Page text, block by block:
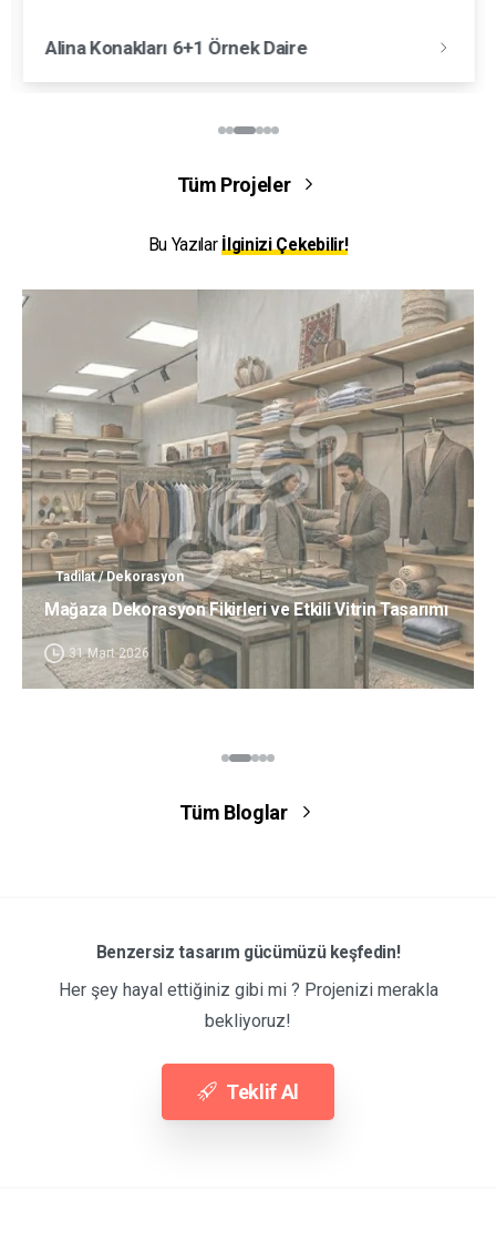
Alina Konakları 6+1 Örnek Daire
Tüm Projeler
Bu Yazılar İlginizi Çekebilir!
Tadilat / Dekorasyon
Mağaza Dekorasyon Fikirleri ve Etkili Vitrin Tasarımı
31 Mart 2026
Tüm Bloglar
Benzersiz tasarım gücümüzü keşfedin!
Her şey hayal ettiğiniz gibi mi ? Projenizi merakla
bekliyoruz!
Teklif Al